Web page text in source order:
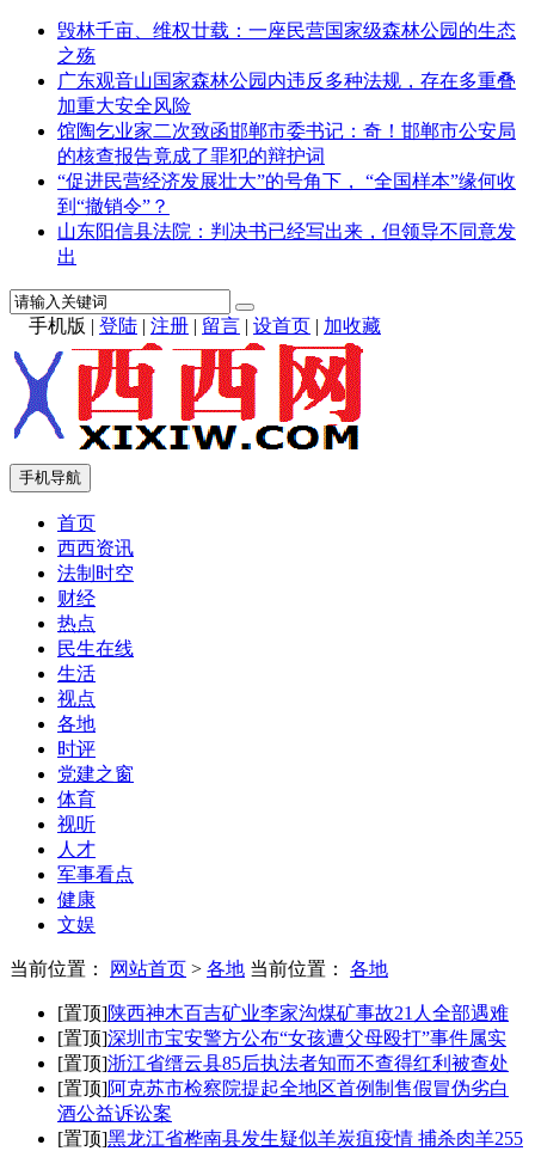
毁林千亩、维权廿载：一座民营国家级森林公园的生态
之殇
广东观音山国家森林公园内违反多种法规，存在多重叠
加重大安全风险
馆陶乞业家二次致函邯郸市委书记：奇！邯郸市公安局
的核查报告竟成了罪犯的辩护词
“促进民营经济发展壮大”的号角下， “全国样本”缘何收
到“撤销令”？
山东阳信县法院：判决书已经写出来，但领导不同意发
出
手机版 | 登陆 | 注册 | 留言 | 设首页 | 加收藏
手机导航
首页
西西资讯
法制时空
财经
热点
民生在线
生活
视点
各地
时评
党建之窗
体育
视听
人才
军事看点
健康
文娱
当前位置： 网站首页 > 各地 当前位置： 各地
[置顶]陕西神木百吉矿业李家沟煤矿事故21人全部遇难
[置顶]深圳市宝安警方公布“女孩遭父母殴打”事件属实
[置顶]浙江省缙云县85后执法者知而不查得红利被查处
[置顶]阿克苏市检察院提起全地区首例制售假冒伪劣白
酒公益诉讼案
[置顶]黑龙江省桦南县发生疑似羊炭疽疫情 捕杀肉羊255